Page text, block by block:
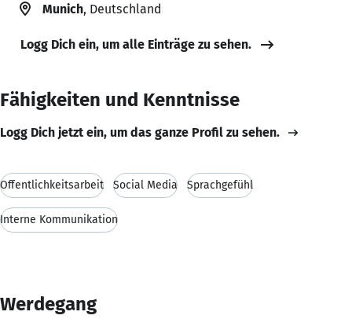
Munich, Deutschland
Logg Dich ein, um alle Einträge zu sehen.
Fähigkeiten und Kenntnisse
Logg Dich jetzt ein, um das ganze Profil zu sehen.
Öffentlichkeitsarbeit Social Media Sprachgefühl
Interne Kommunikation
Werdegang